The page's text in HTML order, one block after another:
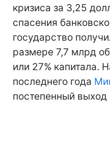
кризиса за 3,25
спасения
государство
размере 7,7 млрд
или 27% капитала.
последнего года
постепенный выход